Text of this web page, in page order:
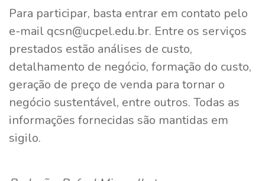
Para participar, basta entrar em contato pelo
e-mail qcsn@ucpel.edu.br. Entre os serviços
prestados estão análises de custo,
detalhamento de negócio, formação do custo,
geração de preço de venda para tornar o
negócio sustentável, entre outros. Todas as
informações fornecidas são mantidas em
sigilo.